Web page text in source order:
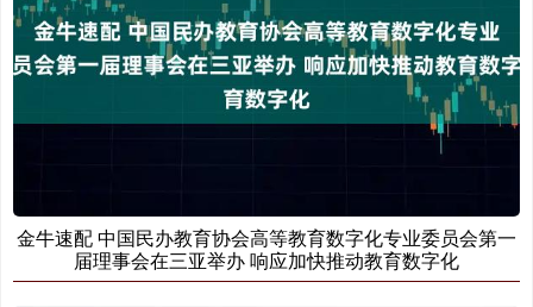
金牛速配 中国民办教育协会高等教育数字化专业委员会第一
届理事会在三亚举办 响应加快推动教育数字化